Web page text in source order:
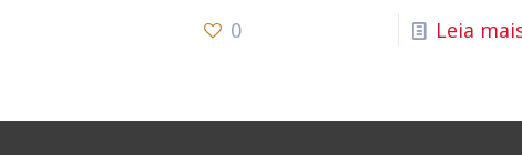
0 Leia